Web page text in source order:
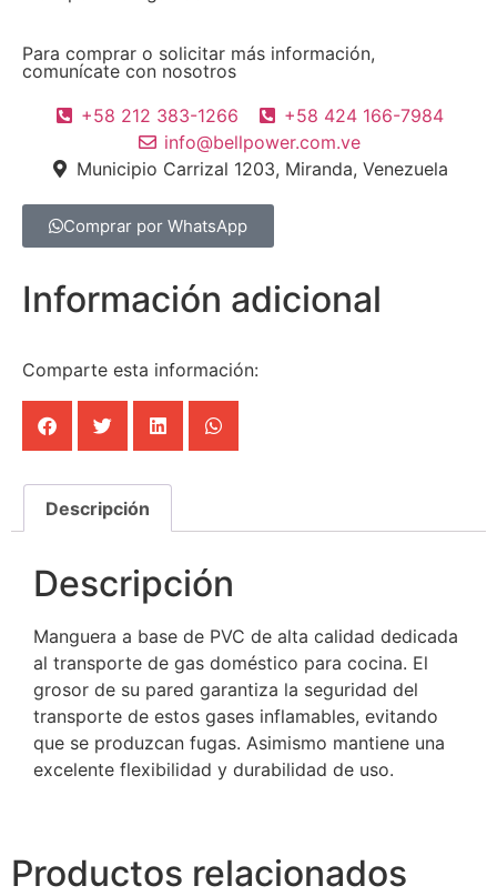
Para comprar o solicitar más información,
comunícate con nosotros
+58 212 383-1266
+58 424 166-7984
info@bellpower.com.ve
Municipio Carrizal 1203, Miranda, Venezuela
Comprar por WhatsApp
Información adicional
Comparte esta información:
Descripción
Descripción
Manguera a base de PVC de alta calidad dedicada
al transporte de gas doméstico para cocina. El
grosor de su pared garantiza la seguridad del
transporte de estos gases inflamables, evitando
que se produzcan fugas. Asimismo mantiene una
excelente flexibilidad y durabilidad de uso.
Productos relacionados